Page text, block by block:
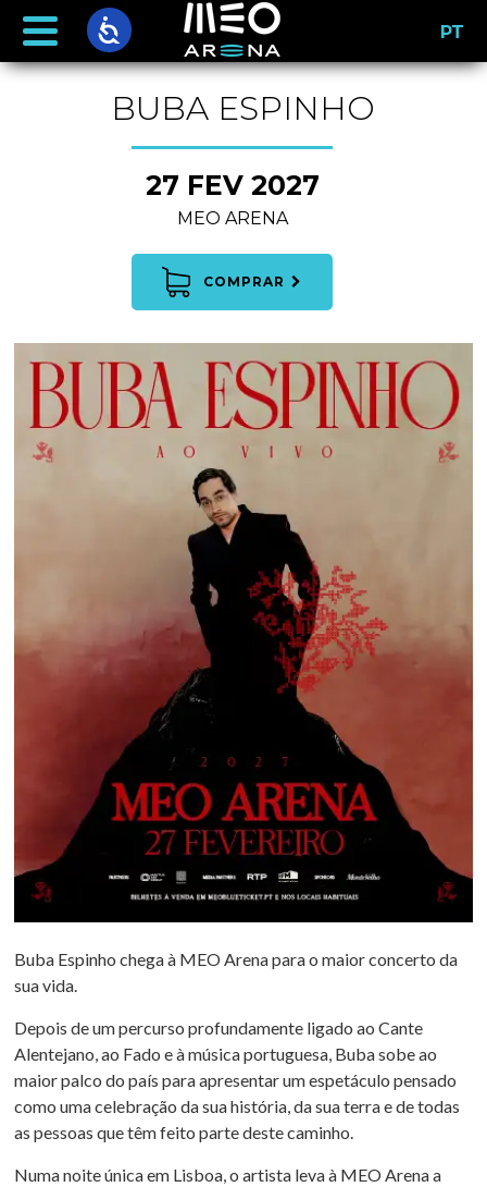
PT
BUBA ESPINHO
27 FEV 2027
MEO ARENA
COMPRAR
Buba Espinho chega à MEO Arena para o maior concerto da
sua vida.
Depois de um percurso profundamente ligado ao Cante
Alentejano, ao Fado e à música portuguesa, Buba sobe ao
maior palco do país para apresentar um espetáculo pensado
como uma celebração da sua história, da sua terra e de todas
as pessoas que têm feito parte deste caminho.
Numa noite única em Lisboa, o artista leva à MEO Arena a